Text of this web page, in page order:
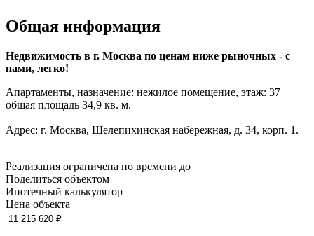
Общая информация
Недвижимость в г. Москва по ценам ниже рыночных - с
нами, легко!
Апартаменты, назначение: нежилое помещение, этаж: 37
общая площадь 34,9 кв. м.
Адрес: г. Москва, Шелепихинская набережная, д. 34, корп. 1.
Реализация ограничена по времени до
Поделиться объектом
Ипотечный калькулятор
Цена объекта